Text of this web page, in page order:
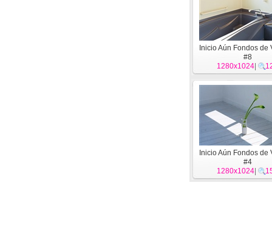
Inicio Aún Fondos de
#8
1280x1024
Inicio Aún Fondos de
#4
1280x1024